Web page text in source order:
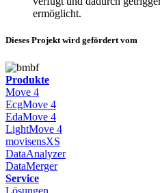
ermöglicht.
Dieses Projekt wird gefördert vom
Produkte
Move 4
EcgMove 4
EdaMove 4
LightMove 4
movisensXS
DataAnalyzer
DataMerger
Service
Lösungen